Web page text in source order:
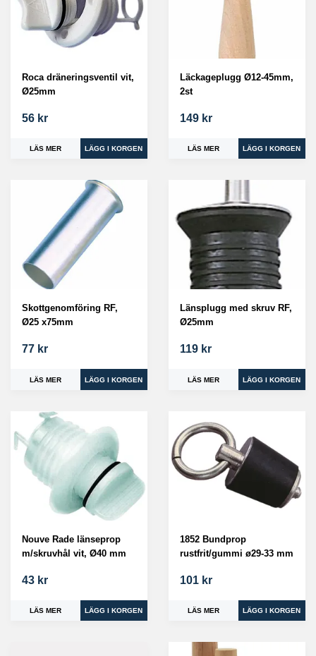
Roca dräneringsventil vit,
Ø25mm
56 kr
LÄS MER
Läckageplugg Ø12-45mm,
2st
149 kr
LÄS MER
Skottgenomföring RF,
Ø25 x75mm
77 kr
LÄS MER
Länsplugg med skruv RF,
Ø25mm
119 kr
LÄS MER
Nouve Rade länseprop
m/skruvhål vit, Ø40 mm
43 kr
LÄS MER
1852 Bundprop
rustfrit/gummi ø29-33 mm
101 kr
LÄS MER